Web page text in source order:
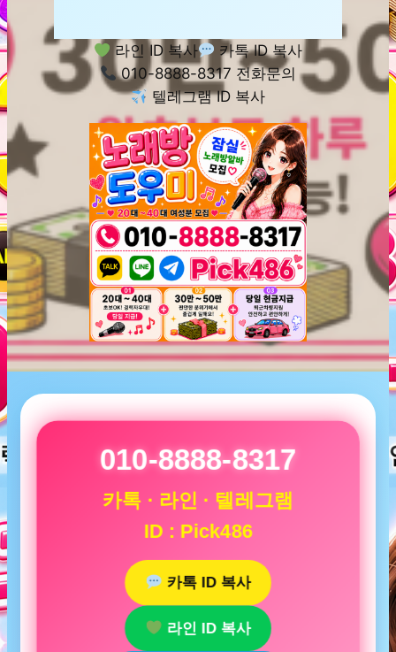
라인 ID 복사
카톡 ID 복사
010-8888-8317 전화문의
텔레그램 ID 복사
010-8888-8317
카톡 · 라인 · 텔레그램
ID : Pick486
카톡 ID 복사
라인 ID 복사